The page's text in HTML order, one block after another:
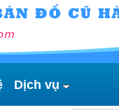
Dịch vụ